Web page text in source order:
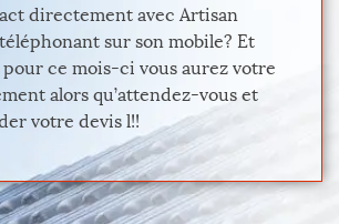
directement avec Artisan
sur son mobile? Et
ce mois-ci vous aurez votre
alors qu’attendez-vous et
votre devis l!!